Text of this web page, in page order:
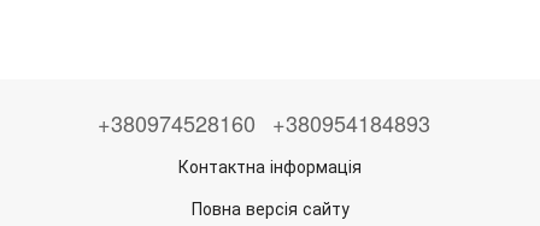
+380974528160 +380954184893
Контактна інформація
Повна версія сайту